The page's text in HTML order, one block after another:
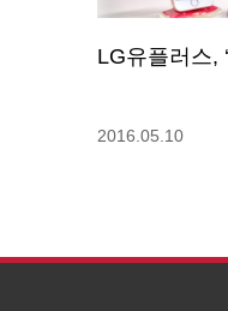
LG유플러스,
2016.05.10